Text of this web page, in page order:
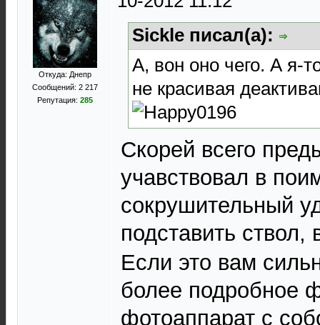
Откуда: Днепр
Сообщений: 2 217
Репутация: 285
Sickle писал(а):
А, вон оно чего. А я-
не красивая
Скорей всего
учавствовал в
сокрушительный
подставить
Если это вам
более подробное
фотоаппарат с